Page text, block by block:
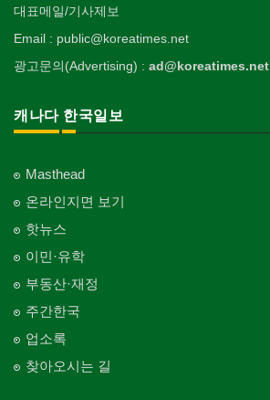
대표메일/기사제보
Email : public@koreatimes.net
광고문의(Advertising) : ad@koreatimes.net
캐나다 한국일보
Masthead
온라인지면 보기
핫뉴스
이민·유학
부동산·재정
주간한국
업소록
찾아오시는 길